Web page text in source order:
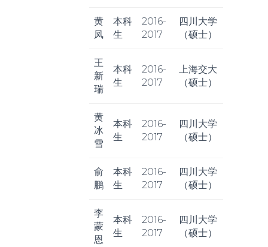
黄
凤
本科
生
2016-
2017
四川大学
（硕士）
王
新
瑞
本科
生
2016-
2017
上海交大
（硕士）
黄
冰
雪
本科
生
2016-
2017
四川大学
（硕士）
俞
鹏
本科
生
2016-
2017
四川大学
（硕士）
李
蒙
恩
本科
生
2016-
2017
四川大学
（硕士）